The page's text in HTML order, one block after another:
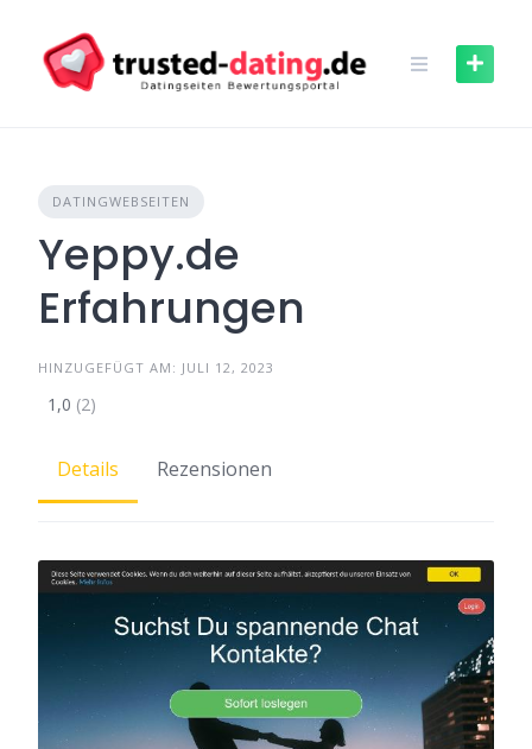
content
DATINGWEBSEITEN
Yeppy.de
Erfahrungen
HINZUGEFÜGT AM: JULI 12, 2023
1,0 (2)
Details Rezensionen